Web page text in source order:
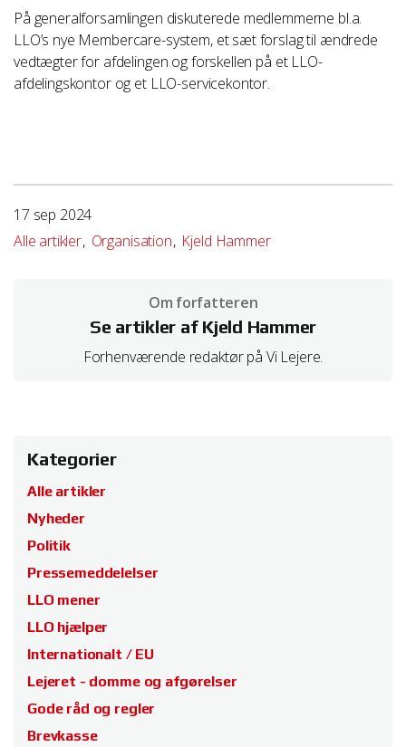
process your information.
På generalforsamlingen diskuterede medlemmerne bl.a.
LLO’s nye Membercare-system, et sæt forslag til ændrede
vedtægter for afdelingen og forskellen på et LLO-
afdelingskontor og et LLO-servicekontor.
17 sep 2024
Alle artikler Organisation Kjeld Hammer
Om forfatteren
Se artikler af Kjeld Hammer
Forhenværende redaktør på Vi Lejere.
Kategorier
Alle artikler
Nyheder
Politik
Pressemeddelelser
LLO mener
LLO hjælper
Internationalt / EU
Lejeret - domme og afgørelser
Gode råd og regler
Brevkasse